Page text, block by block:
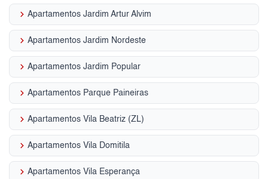
keyboard_arrow_right Apartamentos Jardim Artur Alvim
keyboard_arrow_right Apartamentos Jardim Nordeste
keyboard_arrow_right Apartamentos Jardim Popular
keyboard_arrow_right Apartamentos Parque Paineiras
keyboard_arrow_right Apartamentos Vila Beatriz (ZL)
keyboard_arrow_right Apartamentos Vila Domitila
keyboard_arrow_right Apartamentos Vila Esperança